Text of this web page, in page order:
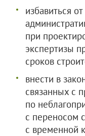
избавиться
при
экспертизы
сроков
внести в
связанных с
по
с переносом
с временной